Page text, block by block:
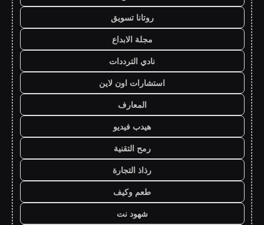
روتانا تسويق
مجلة الابداع
نادي الترددات
استشارات اون لاين
المعارف
هيدب فيديو
رمح التقنية
رذاذ التجارة
طعم وكيف
شهود نت